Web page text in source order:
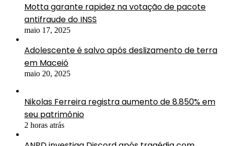
Motta garante rapidez na votação de pacote
antifraude do INSS
maio 17, 2025
Adolescente é salvo após deslizamento de terra
em Maceió
maio 20, 2025
Nikolas Ferreira registra aumento de 8.850% em
seu patrimônio
2 horas atrás